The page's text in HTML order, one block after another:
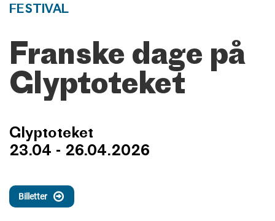
FESTIVAL
Franske dage på
Glyptoteket
Glyptoteket
23.04 - 26.04.2026
Billetter